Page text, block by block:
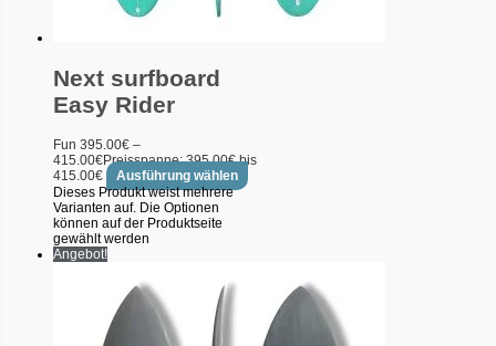
Next surfboard
Easy Rider
Fun 395.00€ –
415.00€Preisspanne: 395.00€ bis
415.00€
Ausführung wählen
Dieses Produkt weist mehrere
Varianten auf. Die Optionen
können auf der Produktseite
gewählt werden
Angebot!